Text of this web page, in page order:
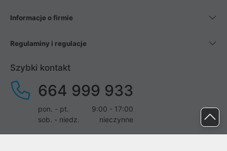
Informacje o firmie
Regulaminy i regulacje
Szybki kontakt
664 999 933
pon. - pt.
9:00 - 17:00
sob. - niedz.
nieczynne